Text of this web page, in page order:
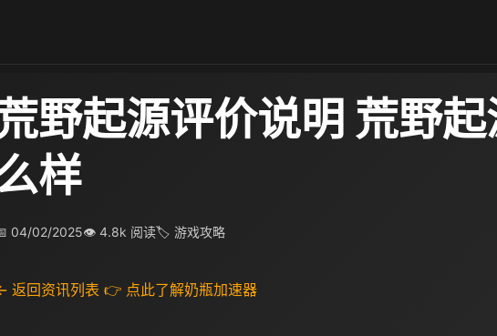
野起源评价说明 荒野
样
04/02/2025👁 4.8k 阅读🏷 游戏攻略
返回资讯列表 👉 点此了解奶瓶加速器